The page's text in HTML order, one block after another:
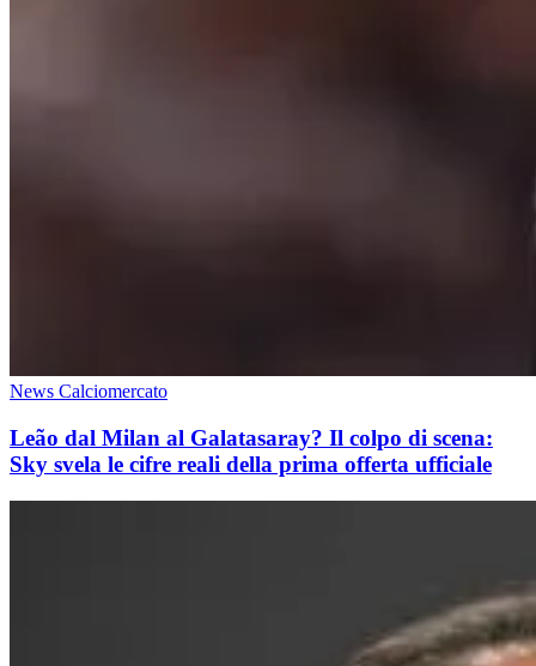
News Calciomercato
Leão dal Milan al Galatasaray? Il colpo di scena:
Sky svela le cifre reali della prima offerta ufficiale